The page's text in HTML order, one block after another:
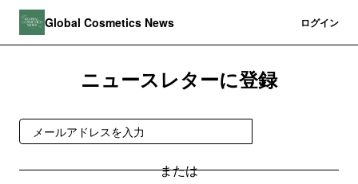
Global Cosmetics News ログイン
ニュースレターに登録